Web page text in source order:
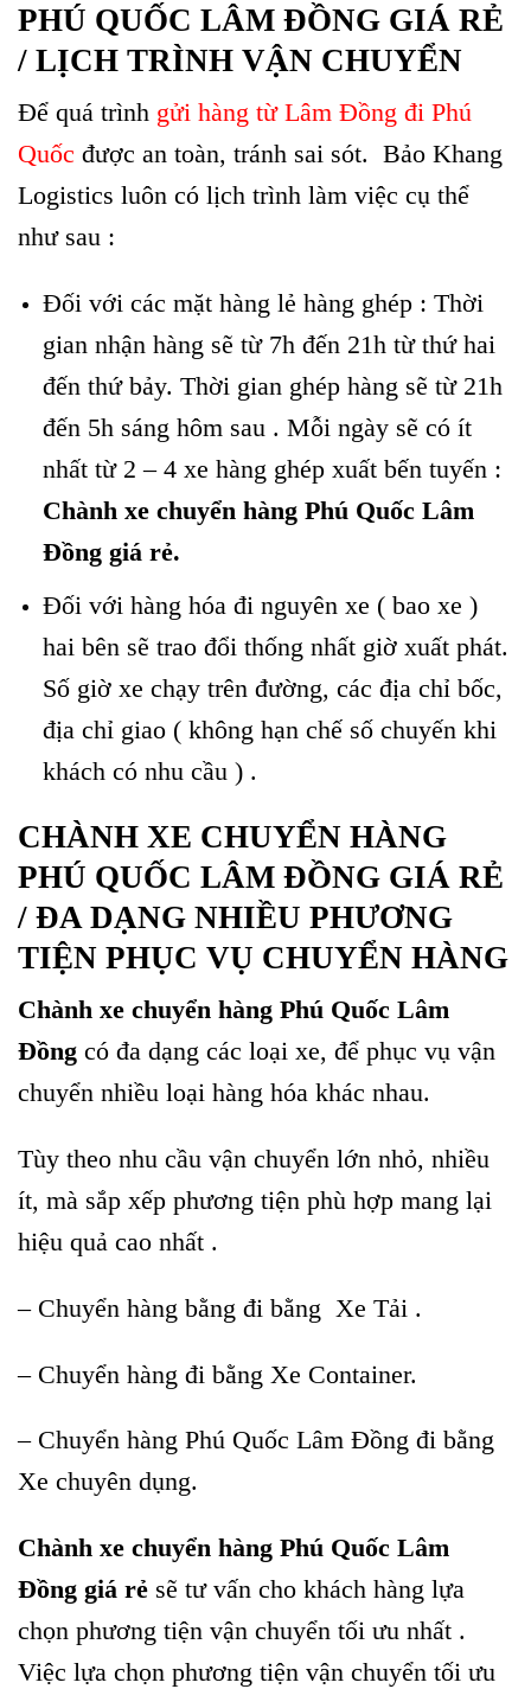
PHÚ QUỐC LÂM ĐỒNG GIÁ RẺ
/ LỊCH TRÌNH VẬN CHUYỂN
Để quá trình gửi hàng từ Lâm Đồng đi Phú
Quốc được an toàn, tránh sai sót. Bảo Khang
Logistics luôn có lịch trình làm việc cụ thể
như sau :
Đối với các mặt hàng lẻ hàng ghép : Thời
gian nhận hàng sẽ từ 7h đến 21h từ thứ hai
đến thứ bảy. Thời gian ghép hàng sẽ từ 21h
đến 5h sáng hôm sau . Mỗi ngày sẽ có ít
nhất từ 2 – 4 xe hàng ghép xuất bến tuyến :
Chành xe chuyển hàng Phú Quốc Lâm
Đồng giá rẻ.
Đối với hàng hóa đi nguyên xe ( bao xe )
hai bên sẽ trao đổi thống nhất giờ xuất phát.
Số giờ xe chạy trên đường, các địa chỉ bốc,
địa chỉ giao ( không hạn chế số chuyến khi
khách có nhu cầu ) .
CHÀNH XE CHUYỂN HÀNG
PHÚ QUỐC LÂM ĐỒNG GIÁ RẺ
/ ĐA DẠNG NHIỀU PHƯƠNG
TIỆN PHỤC VỤ CHUYỂN HÀNG
Chành xe chuyển hàng Phú Quốc Lâm
Đồng có đa dạng các loại xe, để phục vụ vận
chuyển nhiều loại hàng hóa khác nhau.
Tùy theo nhu cầu vận chuyển lớn nhỏ, nhiều
ít, mà sắp xếp phương tiện phù hợp mang lại
hiệu quả cao nhất .
– Chuyển hàng bằng đi bằng Xe Tải .
– Chuyển hàng đi bằng Xe Container.
– Chuyển hàng Phú Quốc Lâm Đồng đi bằng
Xe chuyên dụng.
Chành xe chuyển hàng Phú Quốc Lâm
Đồng giá rẻ sẽ tư vấn cho khách hàng lựa
chọn phương tiện vận chuyển tối ưu nhất .
Việc lựa chọn phương tiện vận chuyển tối ưu